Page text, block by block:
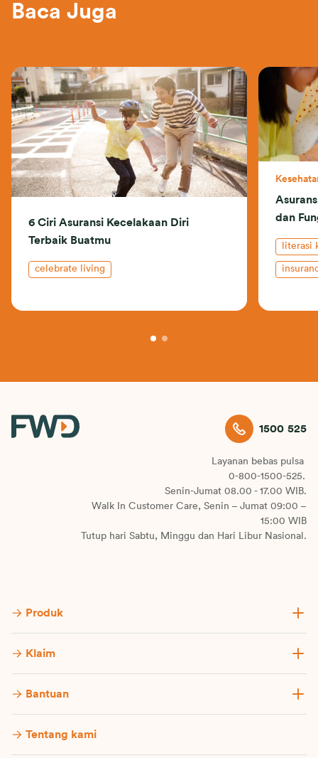
Baca Juga
6 Ciri Asuransi Kecelakaan Diri
Terbaik Buatmu
celebrate living
dan
literasi
1500 525
Layanan bebas pulsa
0-800-1500-525.
Senin-Jumat 08.00 - 17.00 WIB.
Walk In Customer Care, Senin – Jumat 09:00 –
15:00 WIB
Tutup hari Sabtu, Minggu dan Hari Libur Nasional.
Produk
Klaim
Bantuan
Tentang kami